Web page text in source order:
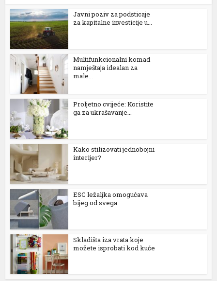
Јavni poziv za podsticaje
za kapitalne investicije u...
Multifunkcionalni komad
namještaja idealan za
male...
Proljetno cvijeće: Koristite
ga za ukrašavanje...
Kako stilizovati jednobojni
interijer?
ESC ležaljka omogućava
bijeg od svega
Skladišta iza vrata koje
možete isprobati kod kuće